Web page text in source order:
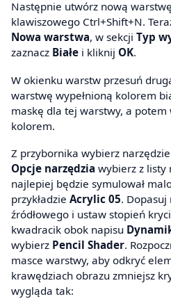
Następnie utwórz nową
klawiszowego Ctrl+Shift+N.
Nowa warstwa, w sekcji Typ
zaznacz Białe i kliknij OK.
W okienku warstw przesuń
warstwę wypełnioną kolorem
maskę dla tej warstwy, a potem
kolorem.
Z przybornika wybierz narzędzie
Opcje narzędzia wybierz z listy
najlepiej będzie symulował
przykładzie Acrylic 05. Dopasuj
źródłowego i ustaw stopień
kwadracik obok napisu
wybierz Pencil Shader.
masce warstwy, aby odkryć
krawędziach obrazu zmniejsz
wygląda tak: